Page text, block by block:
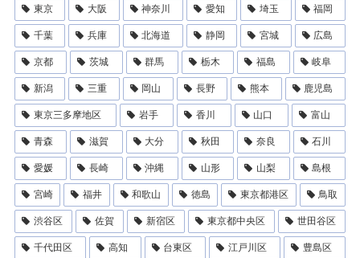
東京 大阪 神奈川 愛知 埼玉 福岡
千葉 兵庫 北海道 静岡 宮城 広島
京都 茨城 群馬 栃木 福島 岐阜
新潟 三重 岡山 長野 熊本 鹿児島
東京三多摩地区 岩手 香川 山口 富山
青森 滋賀 大分 秋田 奈良 石川
愛媛 長崎 沖縄 山形 山梨 島根
宮崎 福井 和歌山 徳島 東京都港区 鳥取
渋谷区 佐賀 新宿区 東京都中央区 世田谷区
千代田区 高知 台東区 江戸川区 豊島区